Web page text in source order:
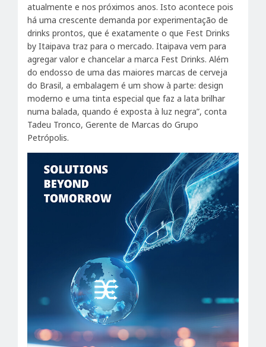
atualmente e nos próximos anos. Isto acontece pois
há uma crescente demanda por experimentação de
drinks prontos, que é exatamente o que Fest Drinks
by Itaipava traz para o mercado. Itaipava vem para
agregar valor e chancelar a marca Fest Drinks. Além
do endosso de uma das maiores marcas de cerveja
do Brasil, a embalagem é um show à parte: design
moderno e uma tinta especial que faz a lata brilhar
numa balada, quando é exposta à luz negra”, conta
Tadeu Tronco, Gerente de Marcas do Grupo
Petrópolis.